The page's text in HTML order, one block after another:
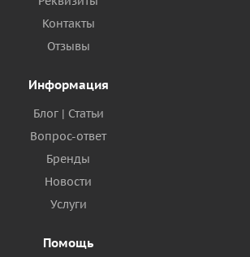
Контакты
Отзывы
Информация
Блог | Статьи
Вопрос-ответ
Бренды
Новости
Услуги
Помощь